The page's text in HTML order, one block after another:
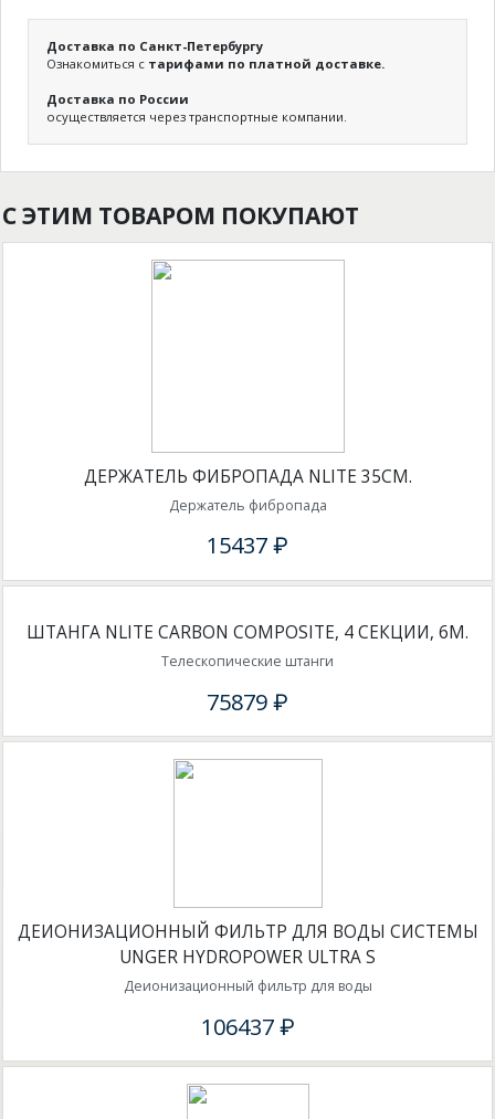
Доставка по Санкт-Петербургу
Ознакомиться с тарифами по платной доставке.
Доставка по России
осуществляется через транспортные компании.
С ЭТИМ ТОВАРОМ ПОКУПАЮТ
ДЕРЖАТЕЛЬ ФИБРОПАДА NLITE 35СМ.
Держатель фибропада
15437 ₽
ШТАНГА NLITE CARBON COMPOSITE, 4 СЕКЦИИ, 6М.
Телескопические штанги
75879 ₽
ДЕИОНИЗАЦИОННЫЙ ФИЛЬТР ДЛЯ ВОДЫ СИСТЕМЫ
UNGER HYDROPOWER ULTRA S
Деионизационный фильтр для воды
106437 ₽